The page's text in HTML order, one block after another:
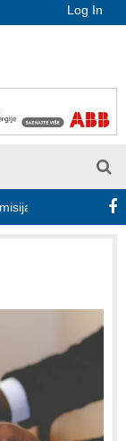
Log In
Proizvodnja